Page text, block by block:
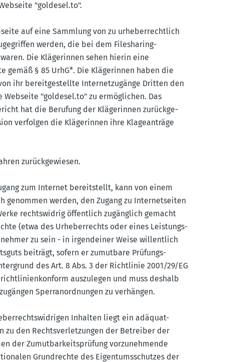
"goldesel.​to".
auf eine Sammlung von zu urheber­rechtlich
werden, die bei dem Filesharing-
Die Kläge­rinnen sehen hierin eine
§ 85 UrhG*. Die Kläge­rinnen haben die
ihr bereit­ge­stellte Inter­net­zu­gänge Dritten den
"goldesel.​to" zu ermög­lichen. Das
hat die Berufung der Kläge­rinnen zurück­ge­
verfolgen die Kläge­rinnen ihre Klage­an­träge
zurück­ge­wiesen.
zum Internet bereit­stellt, kann von einem
genommen werden, den Zugang zu Inter­net­seiten
rechts­widrig öffentlich zugänglich gemacht
(etwa des Urheber­rechts oder eines Leistungs­
zu sein - in irgend­einer Weise willentlich
beiträgt, sofern er zumutbare Prüfungs­
des Art. 8 Abs. 3 der Richt­linie 2001/29/EG
auszu­legen und muss deshalb
Sperr­an­ord­nungen zu verhängen.
Inhalten liegt ein adäquat-
zu den Rechts­ver­let­zungen der Betreiber der
der Zumut­bar­keits­prüfung vorzu­neh­mende
Grund­rechte des Eigen­tums­schutzes der